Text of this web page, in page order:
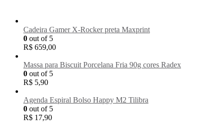
Cadeira Gamer X-Rocker preta Maxprint
0 out of 5
R$ 659,00
Massa para Biscuit Porcelana Fria 90g cores Radex
0 out of 5
R$ 5,90
Agenda Espiral Bolso Happy M2 Tilibra
0 out of 5
R$ 17,90